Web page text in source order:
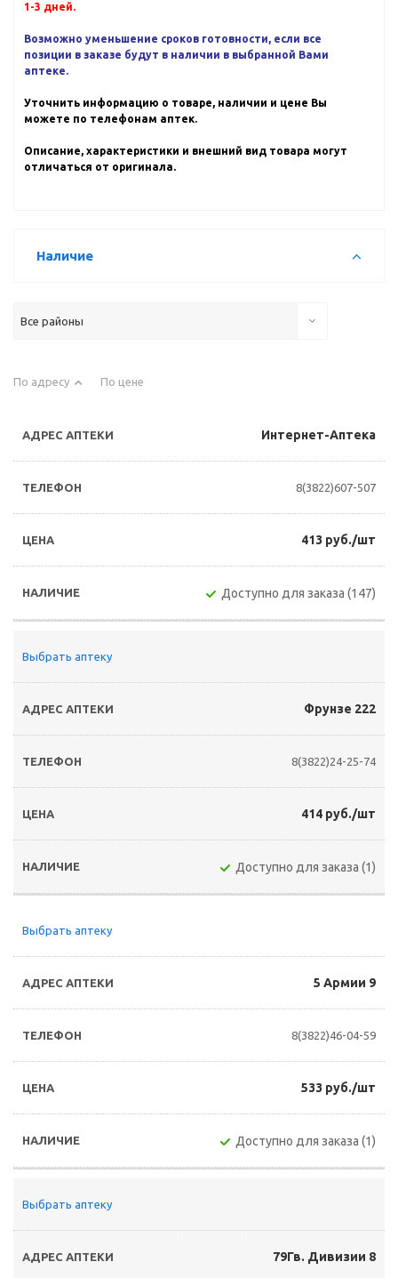
1-3 дней.
Возможно уменьшение сроков готовности, если все
позиции в заказе будут в наличии в выбранной Вами
аптеке.
Уточнить информацию о товаре, наличии и цене Вы
можете по телефонам аптек.
Описание, характеристики и внешний вид товара могут
отличаться от оригинала.
Наличие
Все районы
По адресу По цене
Интернет-Аптека
8(3822)607-507
413 руб./шт
Доступно для заказа (147)
Выбрать аптеку
Фрунзе 222
8(3822)24-25-74
414 руб./шт
Доступно для заказа (1)
Выбрать аптеку
5 Армии 9
8(3822)46-04-59
533 руб./шт
Доступно для заказа (1)
Выбрать аптеку
79Гв. Дивизии 8